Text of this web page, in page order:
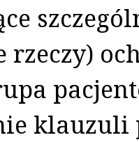
rzeczy)
klauzuli